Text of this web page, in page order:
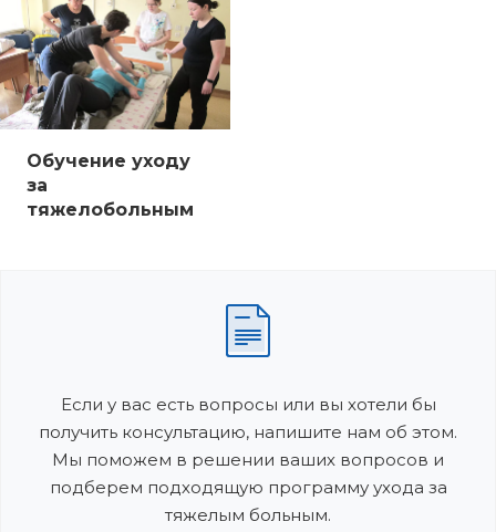
Обучение уходу
за
тяжелобольным
Если у вас есть вопросы или вы хотели бы
получить консультацию, напишите нам об этом.
Мы поможем в решении ваших вопросов и
подберем подходящую программу ухода за
тяжелым больным.